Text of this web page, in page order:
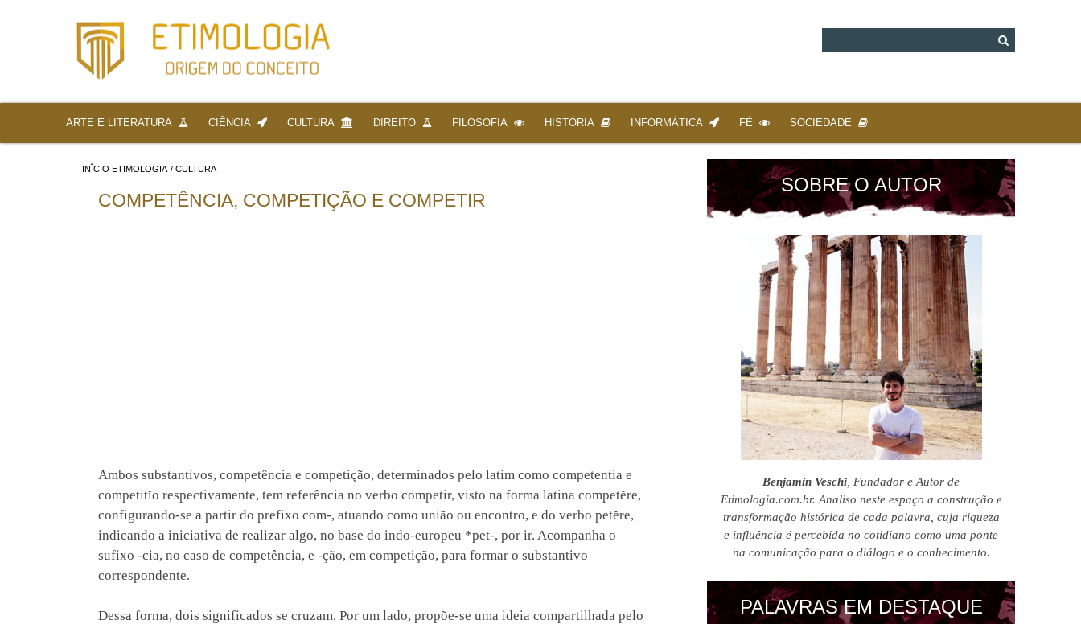
ARTE E LITERATURA CIÊNCIA CULTURA DIREITO FILOSOFIA HISTÓRIA INFORMÁTICA FÉ SOCIEDADE
INÎCIO ETIMOLOGIA / CULTURA
COMPETÊNCIA, COMPETIÇÃO E COMPETIR
Ambos substantivos, competência e competição, determinados pelo latim como competentia e
competitĭo respectivamente, tem referência no verbo competir, visto na forma latina competĕre,
configurando-se a partir do prefixo com-, atuando como união ou encontro, e do verbo petĕre,
indicando a iniciativa de realizar algo, no base do indo-europeu *pet-, por ir. Acompanha o
sufixo -cia, no caso de competência, e -ção, em competição, para formar o substantivo
correspondente.
Dessa forma, dois significados se cruzam. Por um lado, propõe-se uma ideia compartilhada pelo
SOBRE O AUTOR
Benjamin Veschi , Fundador e Autor de
Etimologia.com.br. Analiso neste espaço a construção e
transformação histórica de cada palavra, cuja riqueza
e influência é percebida no cotidiano como uma ponte
na comunicação para o diálogo e o conhecimento.
PALAVRAS EM DESTAQUE